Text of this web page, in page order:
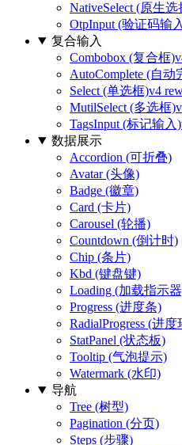
NativeSelect (原生选
OtpInput (验证码输
复合输入
Combobox (复合框)
AutoComplete (自动
Select (单选框)v4
MutilSelect (多选框)
TagsInput (标记输入)
数据展示
Accordion (可折叠)
Avatar (头像)
Badge (徽章)
Card (卡片)
Carousel (轮播)
Countdown (倒计时)
Chip (条片)
Kbd (键盘键)
Loading (加载指示
Progress (进度条)
RadialProgress (进度
StatPanel (状态板)
Tooltip (气泡提示)
Watermark (水印)
导航
Tree (树型)
Pagination (分页)
Steps (步骤)